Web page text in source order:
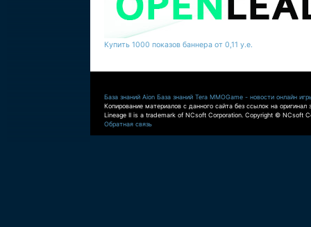
Купить 1000 показов баннера от 0,11 у.е.
База знаний Aion База знаний Tera MMOGame - новости онлайн
Копирование материалов с данного сайта без ссылок на оригинал
Lineage II is a trademark of NCsoft Corporation. Copyright © NCsoft
Обратная связь